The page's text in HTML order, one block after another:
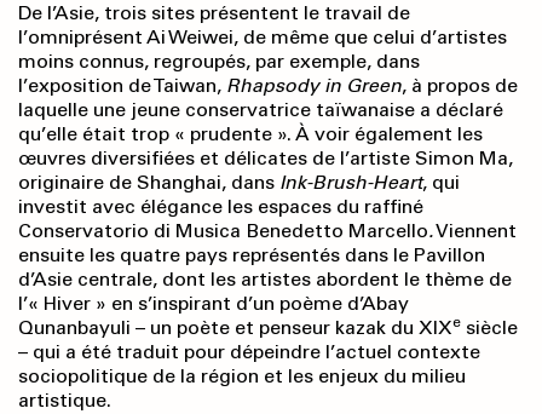
De l’Asie, trois sites présentent le travail de
l’omniprésent Ai Weiwei, de même que celui d’artistes
moins connus, regroupés, par exemple, dans
l’exposition de Taiwan, Rhapsody in Green, à propos de
laquelle une jeune conservatrice taïwanaise a déclaré
qu’elle était trop « prudente ». À voir également les
œuvres diversifiées et délicates de l’artiste Simon Ma,
originaire de Shanghai, dans Ink-Brush-Heart, qui
investit avec élégance les espaces du raffiné
Conservatorio di Musica Benedetto Marcello.Viennent
ensuite les quatre pays représentés dans le Pavillon
d’Asie centrale, dont les artistes abordent le thème de
l’« Hiver » en s’inspirant d’un poème d’Abay
Qunanbayuli – un poète et penseur kazak du XIXe siècle
– qui a été traduit pour dépeindre l’actuel contexte
sociopolitique de la région et les enjeux du milieu
artistique.